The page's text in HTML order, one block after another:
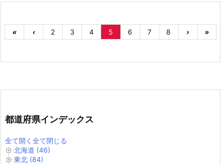
« ‹ 2 3 4 5 6 7 8 › »
都道府県インデックス
全て開く 全て閉じる
北海道 (46)
東北 (84)